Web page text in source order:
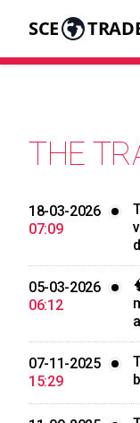
SCE
THE
18-03-2026
07:09
05-03-2026
06:12
07-11-2025
15:29